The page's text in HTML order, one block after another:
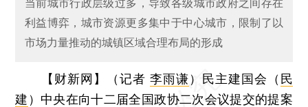
当前城市行政层级过多，导致各级城市政府之间存在
利益博弈，城市资源更多集中于中心城市，限制了以
市场力量推动的城镇区域合理布局的形成
【财新网】（记者 李雨谦） 民主建国会（ 民
建 ）中央在向十二届全国政协二次会议提交的提案